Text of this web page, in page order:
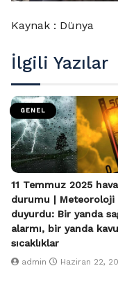
Kaynak : Dünya
İlgili Yazılar
GENEL
11 Temmuz 2025 hava
durumu | Meteoroloji
duyurdu: Bir yanda
alarmı, bir yanda
sıcaklıklar
admin Haziran 22,